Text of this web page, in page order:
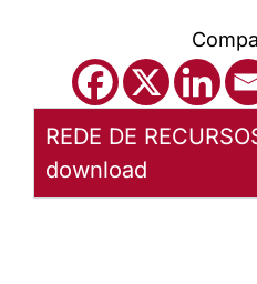
REDE DE
download